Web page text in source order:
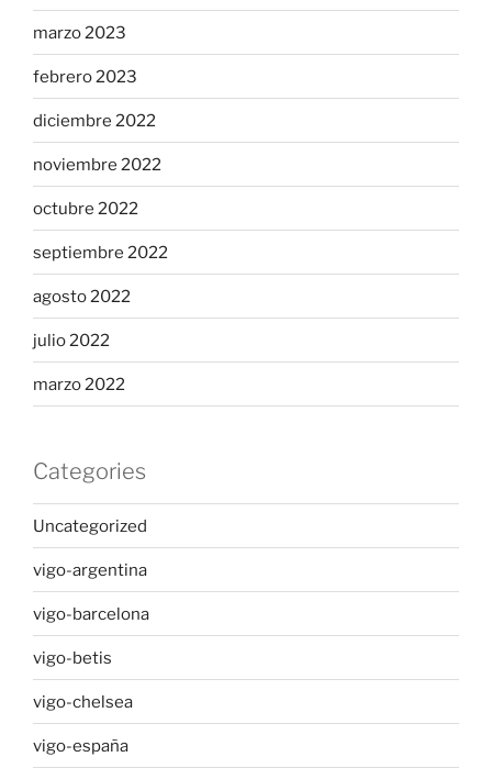
marzo 2023
febrero 2023
diciembre 2022
noviembre 2022
octubre 2022
septiembre 2022
agosto 2022
julio 2022
marzo 2022
Categories
Uncategorized
vigo-argentina
vigo-barcelona
vigo-betis
vigo-chelsea
vigo-españa